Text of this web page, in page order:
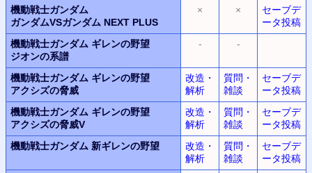
機動戦士ガンダム
ガンダムVSガンダム NEXT PLUS
× ×
セーブデ
ータ投稿
機動戦士ガンダム ギレンの野望
ジオンの系譜
- -
機動戦士ガンダム ギレンの野望
アクシズの脅威
改造・
解析
質問・
雑談
セーブデ
ータ投稿
機動戦士ガンダム ギレンの野望
アクシズの脅威V
改造・
解析
質問・
雑談
セーブデ
ータ投稿
機動戦士ガンダム 新ギレンの野望
改造・
解析
質問・
雑談
セーブデ
ータ投稿